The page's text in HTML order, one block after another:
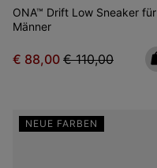
ONA™ Drift Low Sneaker für
Männer
Sale price:
€ 88,00 Regular price:
€ 110,00
NEUE FARBEN